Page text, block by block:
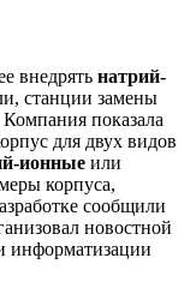
внедрять натрий-
станции замены
показала
для двух видов
ионные или
корпуса,
сообщили
новостной
информатизации